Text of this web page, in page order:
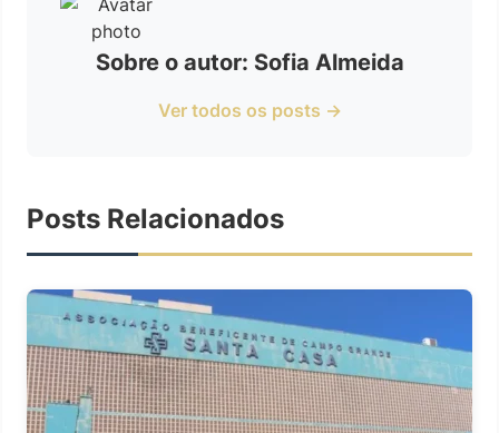
Sobre o autor: Sofia Almeida
Ver todos os posts →
Posts Relacionados